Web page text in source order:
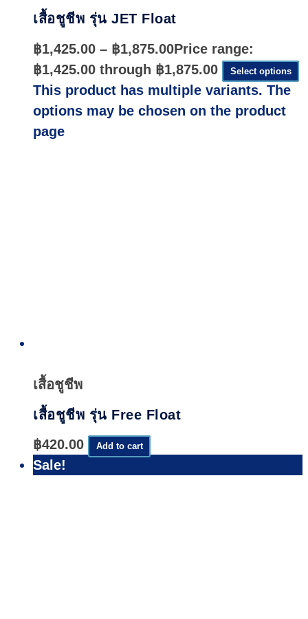
เสื้อชูชีพ รุ่น JET Float
฿1,425.00 – ฿1,875.00Price range:
฿1,425.00 through ฿1,875.00
Select options
This product has multiple variants. The
options may be chosen on the product
page
เสื้อชูชีพ
เสื้อชูชีพ รุ่น Free Float
฿420.00 Add to cart
Sale!